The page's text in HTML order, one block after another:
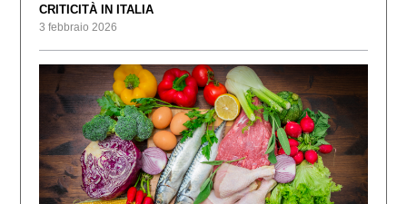
CRITICITÀ IN ITALIA
3 febbraio 2026